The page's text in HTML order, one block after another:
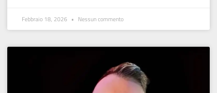
Febbraio 18, 2026 Nessun commento